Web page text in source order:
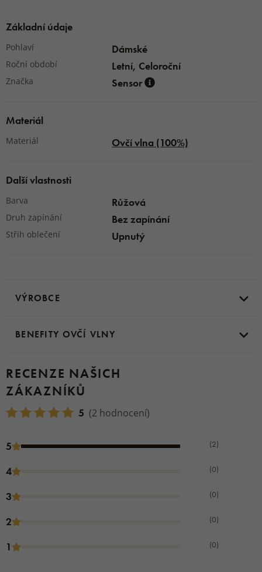
Základní údaje
Pohlaví Dámské
Roční období Letní, Celoroční
Značka Sensor
Materiál
Materiál Ovčí vlna (100%)
Další vlastnosti
Barva Růžová
Druh zapínání Bez zapínání
Střih oblečení Upnutý
VÝROBCE
BENEFITY OVČÍ VLNY
RECENZE NAŠICH
ZÁKAZNÍKŮ
5 (2 hodnocení)
5 (2)
4 (0)
3 (0)
2 (0)
1 (0)